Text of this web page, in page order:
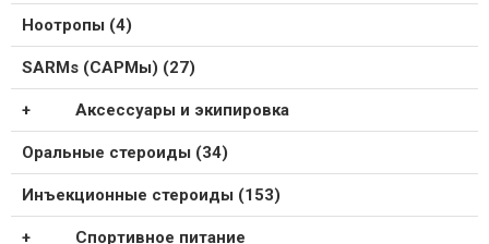
Ноотропы (4)
SARMs (САРМы) (27)
Аксессуары и экипировка
Оральные стероиды (34)
Инъекционные стероиды (153)
Спортивное питание